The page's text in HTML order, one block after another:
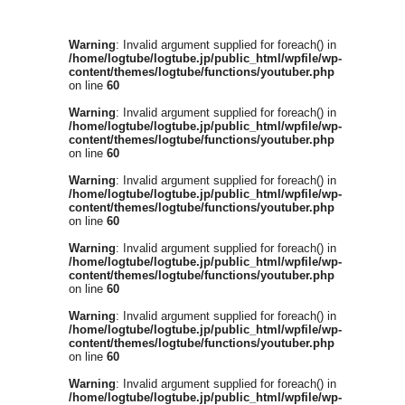
Warning: Invalid argument supplied for foreach() in
/home/logtube/logtube.jp/public_html/wpfile/wp-
content/themes/logtube/functions/youtuber.php
on line 60
Warning: Invalid argument supplied for foreach() in
/home/logtube/logtube.jp/public_html/wpfile/wp-
content/themes/logtube/functions/youtuber.php
on line 60
Warning: Invalid argument supplied for foreach() in
/home/logtube/logtube.jp/public_html/wpfile/wp-
content/themes/logtube/functions/youtuber.php
on line 60
Warning: Invalid argument supplied for foreach() in
/home/logtube/logtube.jp/public_html/wpfile/wp-
content/themes/logtube/functions/youtuber.php
on line 60
Warning: Invalid argument supplied for foreach() in
/home/logtube/logtube.jp/public_html/wpfile/wp-
content/themes/logtube/functions/youtuber.php
on line 60
Warning: Invalid argument supplied for foreach() in
/home/logtube/logtube.jp/public_html/wpfile/wp-